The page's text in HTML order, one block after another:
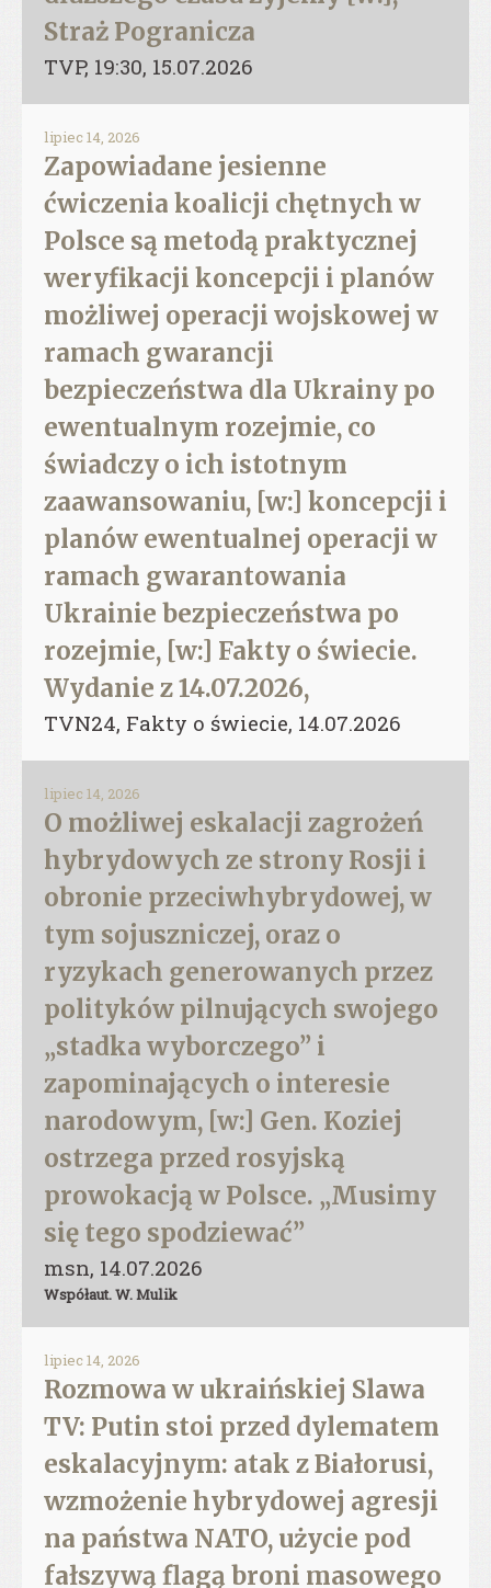
Straż Pogranicza
TVP, 19:30, 15.07.2026
lipiec 14, 2026
Zapowiadane jesienne
ćwiczenia koalicji chętnych w
Polsce są metodą praktycznej
weryfikacji koncepcji i planów
możliwej operacji wojskowej w
ramach gwarancji
bezpieczeństwa dla Ukrainy po
ewentualnym rozejmie, co
świadczy o ich istotnym
zaawansowaniu, [w:] koncepcji i
planów ewentualnej operacji w
ramach gwarantowania
Ukrainie bezpieczeństwa po
rozejmie, [w:] Fakty o świecie.
Wydanie z 14.07.2026,
TVN24, Fakty o świecie, 14.07.2026
lipiec 14, 2026
O możliwej eskalacji zagrożeń
hybrydowych ze strony Rosji i
obronie przeciwhybrydowej, w
tym sojuszniczej, oraz o
ryzykach generowanych przez
polityków pilnujących swojego
„stadka wyborczego” i
zapominających o interesie
narodowym, [w:] Gen. Koziej
ostrzega przed rosyjską
prowokacją w Polsce. „Musimy
się tego spodziewać”
msn, 14.07.2026
Współaut. W. Mulik
lipiec 14, 2026
Rozmowa w ukraińskiej Slawa
TV: Putin stoi przed dylematem
eskalacyjnym: atak z Białorusi,
wzmożenie hybrydowej agresji
na państwa NATO, użycie pod
fałszywą flagą broni masowego